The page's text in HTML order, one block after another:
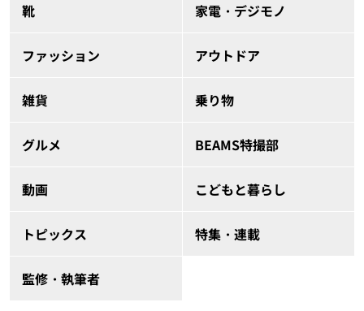
靴 家電・デジモノ
ファッション アウトドア
雑貨 乗り物
グルメ BEAMS特撮部
動画 こどもと暮らし
トピックス 特集・連載
監修・執筆者